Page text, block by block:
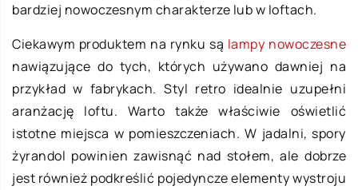
bardziej nowoczesnym charakterze lub w loftach.
Ciekawym produktem na rynku są lampy nowoczesne
nawiązujące do tych, których używano dawniej na
przykład w fabrykach. Styl retro idealnie uzupełni
aranżację loftu. Warto także właściwie oświetlić
istotne miejsca w pomieszczeniach. W jadalni, spory
żyrandol powinien zawisnąć nad stołem, ale dobrze
jest również podkreślić pojedyncze elementy wystroju